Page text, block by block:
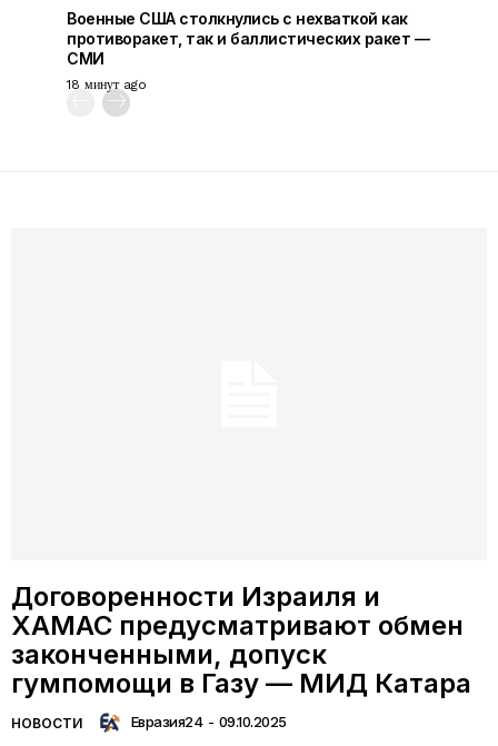
Военные США столкнулись с нехваткой как
противоракет, так и баллистических ракет —
СМИ
18 минут ago
Договоренности Израиля и
ХАМАС предусматривают обмен
законченными, допуск
гумпомощи в Газу — МИД Катара
НОВОСТИ Евразия24 - 09.10.2025